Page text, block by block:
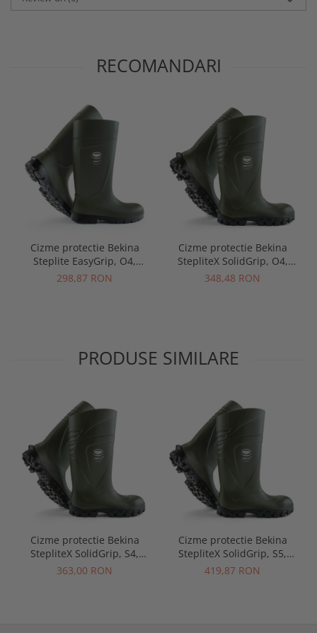
RECOMANDARI
Cizme protectie Bekina
Steplite EasyGrip, O4,
verde/negru
298,87 RON
Cizme protectie Bekina
StepliteX SolidGrip, O4,
verde/negru
348,48 RON
PRODUSE SIMILARE
Cizme protectie Bekina
StepliteX SolidGrip, S4,
verde/negru
363,00 RON
Cizme protectie Bekina
StepliteX SolidGrip, S5,
verde/negru
419,87 RON